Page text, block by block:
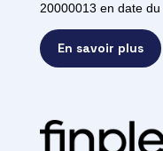
20000013 en date
En savoir plus